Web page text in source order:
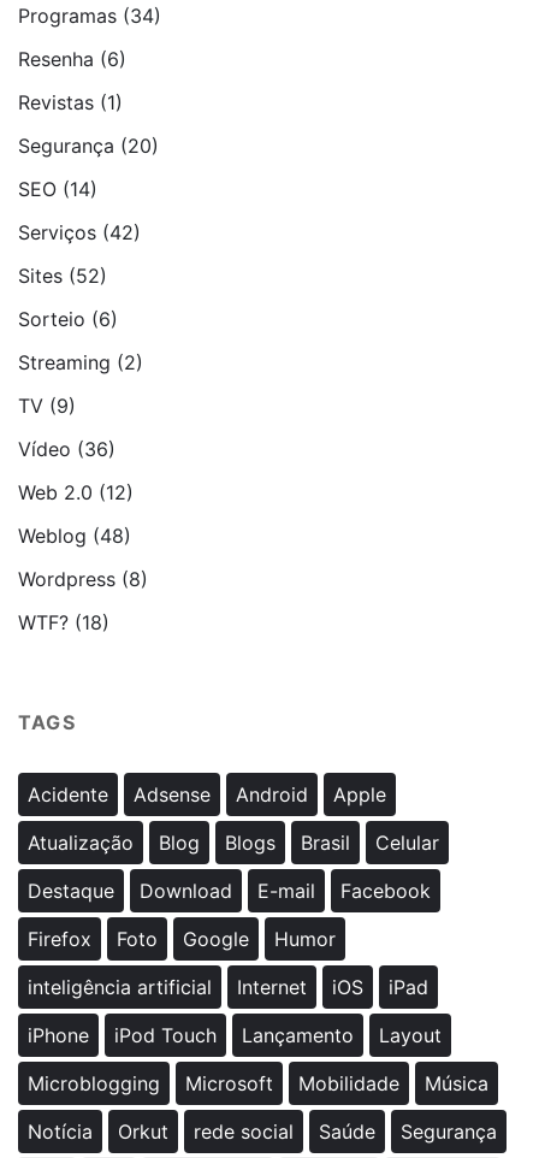
Programas (34)
Resenha (6)
Revistas (1)
Segurança (20)
SEO (14)
Serviços (42)
Sites (52)
Sorteio (6)
Streaming (2)
TV (9)
Vídeo (36)
Web 2.0 (12)
Weblog (48)
Wordpress (8)
WTF? (18)
TAGS
Acidente Adsense Android
Apple
Atualização
Blog Blogs Brasil
Celular
Destaque
Download E-mail
Facebook
Firefox
Foto Google
Humor
inteligência artificial
Internet iOS
iPad
iPhone
iPod Touch Lançamento
Layout
Microblogging
Microsoft Mobilidade
Música
Notícia
Orkut rede social Saúde
Segurança